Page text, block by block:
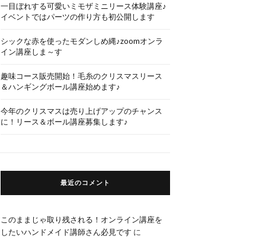
一目ぼれする可愛いミモザミニリース体験講座♪
イベントではパーツの作り方も初公開します
シックな赤を使ったモダンしめ縄♪zoomオンラ
イン講座しま～す
趣味コース販売開始！毛糸のクリスマスリース
＆ハンギングボール講座始めます♪
今年のクリスマスは売り上げアップのチャンス
に！リース＆ボール講座募集します♪
最近のコメント
このままじゃ取り残される！オンライン講座を
したいハンドメイド講師さん必見です に